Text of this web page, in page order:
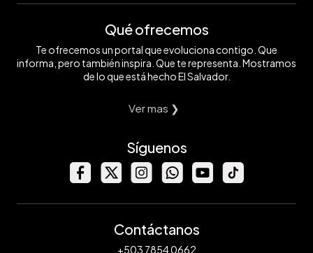
Qué ofrecemos
Te ofrecemos un portal que evoluciona contigo. Que
informa, pero también inspira. Que te representa. Mostramos
de lo que está hecho El Salvador.
Ver mas ❯
Síguenos
Contáctanos
+503 7854 0662